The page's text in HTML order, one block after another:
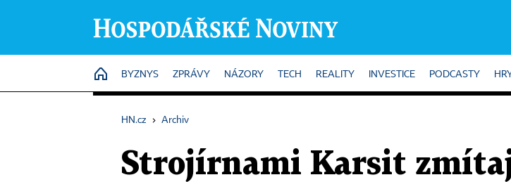
HOME
BYZNYS ZPRÁVY NÁZORY TECH REALITY INVESTICE PODCASTY
HN.cz › Archiv
Strojírnami Karsit